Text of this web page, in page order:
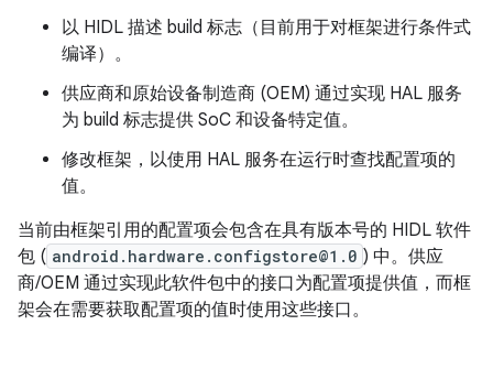
以 HIDL 描述 build 标志（目前用于对框架进行条件式
编译）。
供应商和原始设备制造商 (OEM) 通过实现 HAL 服务
为 build 标志提供 SoC 和设备特定值。
修改框架，以使用 HAL 服务在运行时查找配置项的
值。
当前由框架引用的配置项会包含在具有版本号的 HIDL 软件
包 ( android.hardware.configstore@1.0 ) 中。供应
商/OEM 通过实现此软件包中的接口为配置项提供值，而框
架会在需要获取配置项的值时使用这些接口。